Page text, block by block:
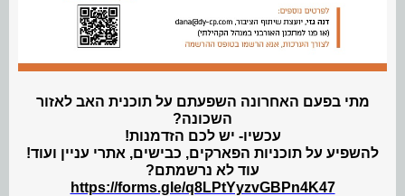
מתי בפעם האחרונה השפעתם על תוכנית האב לאזור
השכונה?
עכשיו- יש לכם הזדמנות!
להשפיע על תוכניות הפארקים, כבישים, אתרי עניין ועוד!
עוד לא נרשמתם?
https://forms.gle/q8LPtYyzvGBPn4K47